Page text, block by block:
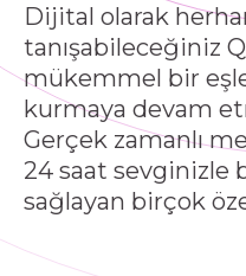
Dijital olarak
tanışabileceğiniz
mükemmel bir
kurmaya devam
Gerçek zamanlı
24 saat sevginizle
sağlayan birçok